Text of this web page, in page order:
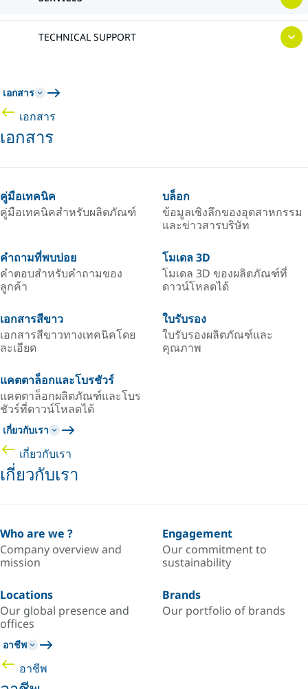
TECHNICAL SUPPORT
เอกสาร
เอกสาร
เอกสาร
คู่มือเทคนิค
คู่มือเทคนิคสำหรับผลิตภัณฑ์
บล็อก
ข้อมูลเชิงลึกของอุตสาหกรรม
และข่าวสารบริษัท
คำถามที่พบบ่อย
คำตอบสำหรับคำถามของ
ลูกค้า
โมเดล 3D
โมเดล 3D ของผลิตภัณฑ์ที่
ดาวน์โหลดได้
เอกสารสีขาว
เอกสารสีขาวทางเทคนิคโดย
ละเอียด
ใบรับรอง
ใบรับรองผลิตภัณฑ์และ
คุณภาพ
แคตตาล็อกและโบรชัวร์
แคตตาล็อกผลิตภัณฑ์และโบร
ชัวร์ที่ดาวน์โหลดได้
เกี่ยวกับเรา
เกี่ยวกับเรา
เกี่ยวกับเรา
Who are we ?
Company overview and
mission
Engagement
Our commitment to
sustainability
Locations
Our global presence and
offices
Brands
Our portfolio of brands
อาชีพ
อาชีพ